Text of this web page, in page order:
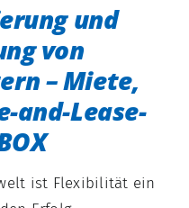
und
von
– Miete,
and-Lease-
ist Flexibilität ein